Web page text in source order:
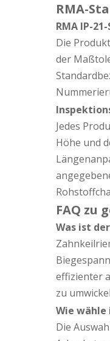
RMA-
RMA IP-
Die
der
Jedes
Höhe und
FAQ zu
Was ist
effizienter
zu
Wie wähle
Die